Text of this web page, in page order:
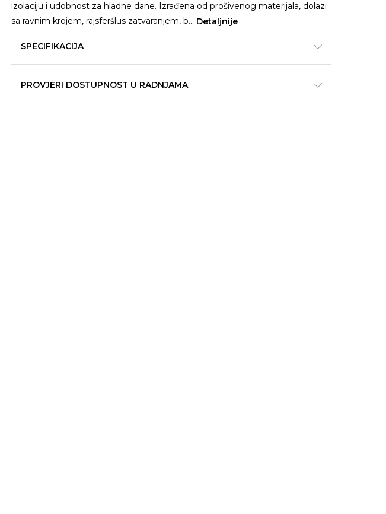
izolaciju i udobnost za hladne dane. Izrađena od prošivenog materijala, dolazi
sa ravnim krojem, rajsferšlus zatvaranjem, b... Detaljnije
SPECIFIKACIJA
PROVJERI DOSTUPNOST U RADNJAMA